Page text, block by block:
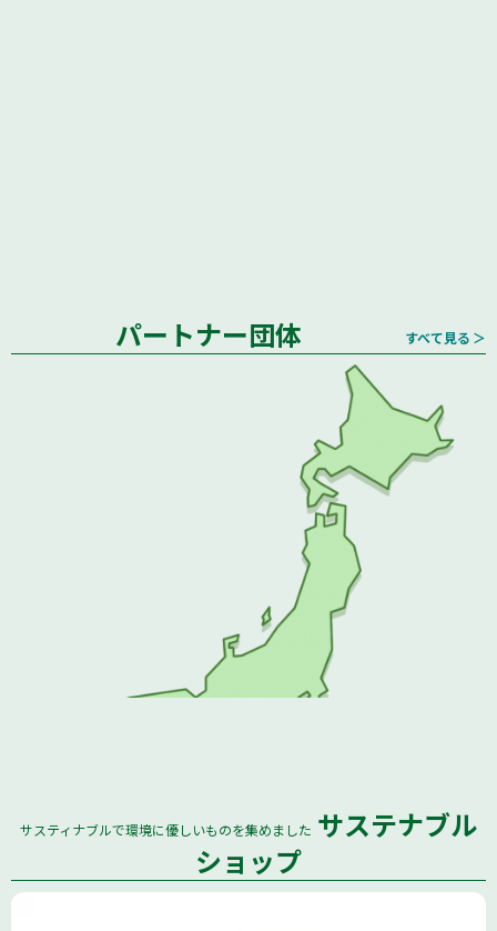
すべて見る ＞
パートナー団体
サスティナブルで環境に優しいものを集めました サステナブル
ショップ